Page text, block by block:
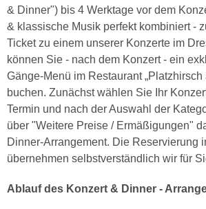
& Dinner") bis 4 Werktage vor dem
& klassische Musik perfekt kombiniert -
Ticket zu einem unserer Konzerte im
können Sie - nach dem Konzert - ein
Gänge-Menü im Restaurant
buchen. Zunächst wählen Sie Ihr
Termin und nach der Auswahl der
über "Weitere Preise / Ermäßigungen"
Dinner-Arrangement. Die Reservierung
übernehmen selbstverständlich wir für
Ablauf des Konzert & Dinner -